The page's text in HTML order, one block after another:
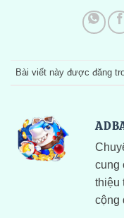
Bài viết này được đăng
thiệu
cộng